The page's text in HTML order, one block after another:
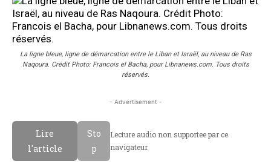
La ligne bleue, ligne de démarcation entre le Liban et Israël, au niveau de Ras
Naqoura. Crédit Photo: Francois el Bacha, pour Libnanews.com. Tous droits
réservés.
- Advertisement -
Lire
l'article
Sto
p
Lecture audio non supportee par ce
navigateur.